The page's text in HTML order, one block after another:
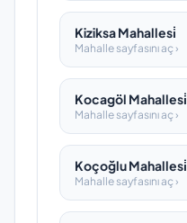
Kiziksa Mahallesi̇
Mahalle sayfasını aç ›
Kocagöl Mahallesi̇
Mahalle sayfasını aç ›
Koçoğlu Mahallesi̇
Mahalle sayfasını aç ›